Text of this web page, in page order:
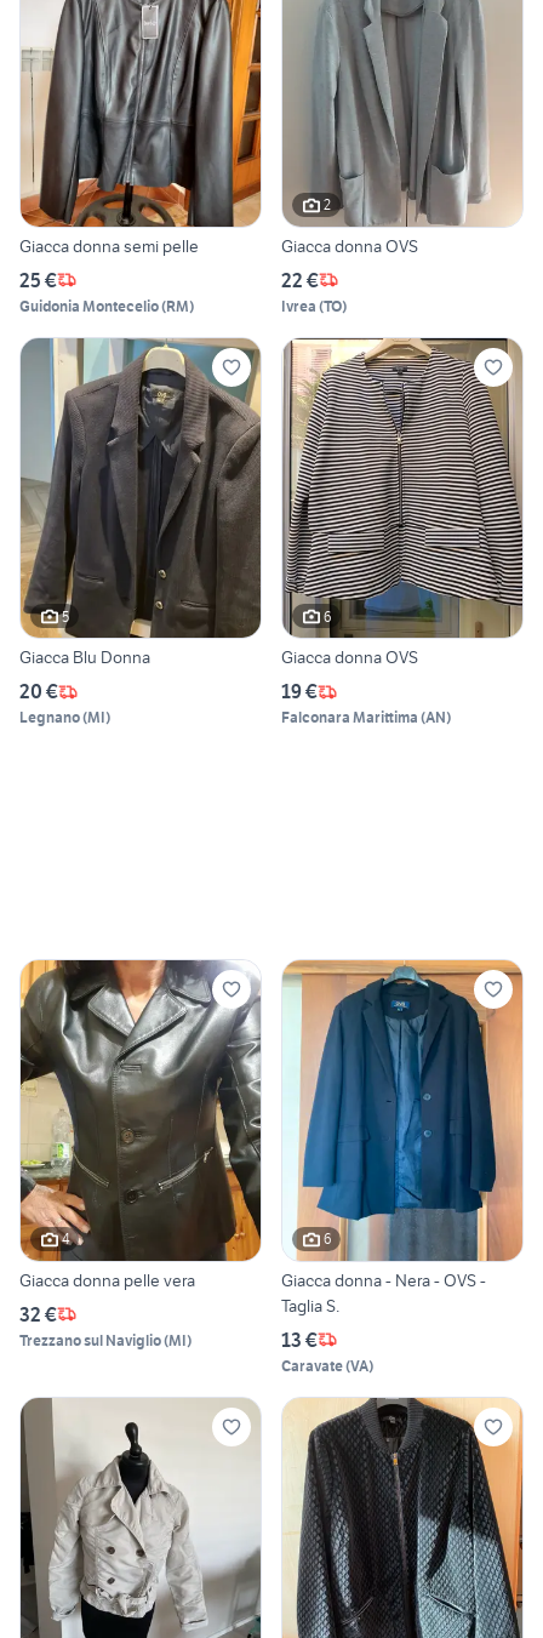
Giacca donna semi pelle
25 €
Guidonia Montecelio(RM)
2
Giacca donna OVS
22 €
Ivrea (TO)
5
Giacca Blu Donna
20 €
Legnano(MI)
6
Giacca donna OVS
19 €
Falconara Marittima (AN)
4
Giacca donna pelle vera
32 €
Trezzano sul Naviglio(MI)
6
Giacca donna - Nera - OVS -
Taglia S.
13 €
Caravate(VA)